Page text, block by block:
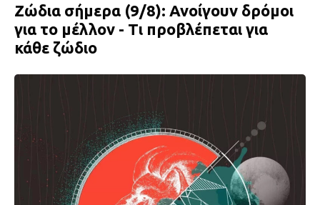
Ζώδια σήμερα (9/8): Ανοίγουν δρόμοι
για το μέλλον - Τι προβλέπεται για
κάθε ζώδιο